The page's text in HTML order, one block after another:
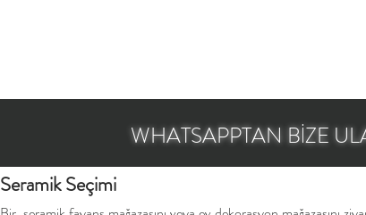
WHATSAPPTAN BİZE
Seramik Seçimi